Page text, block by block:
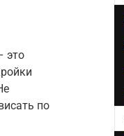
это
по